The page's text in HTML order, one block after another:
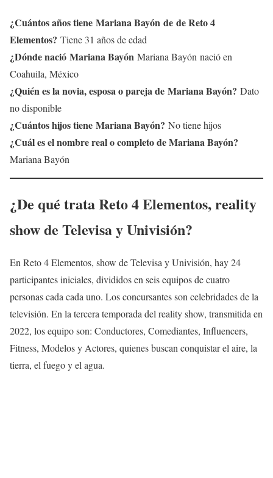
¿Cuántos años tiene Mariana Bayón de de Reto 4
Elementos? Tiene 31 años de edad
¿Dónde nació Mariana Bayón Mariana Bayón nació en
Coahuila, México
¿Quién es la novia, esposa o pareja de Mariana Bayón? Dato
no disponible
¿Cuántos hijos tiene Mariana Bayón? No tiene hijos
¿Cuál es el nombre real o completo deMariana Bayón?
Mariana Bayón
¿De qué trataReto 4 Elementos, reality
show de Televisa yUnivisión?
En Reto 4 Elementos, show de Televisa y Univisión, hay 24
participantes iniciales, divididos en seis equipos de cuatro
personas cada cada uno. Los concursantes son celebridades de la
televisión. En la tercera temporada del reality show, transmitida en
2022, los equipo son: Conductores, Comediantes, Influencers,
Fitness, Modelos y Actores, quienes buscan conquistar el aire, la
tierra, el fuego y el agua.